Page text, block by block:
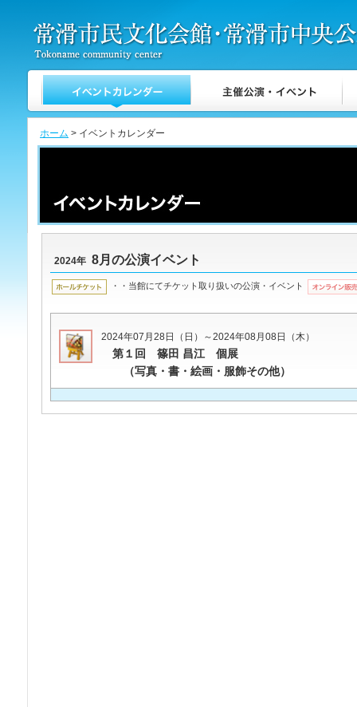
ホーム > イベントカレンダー
2024年 8月の公演イベント
・・当館にてチケット取り扱いの公演・イベント
2024年07月28日（日）～2024年08月08日（木）
第１回 篠田 昌江 個展
（写真・書・絵画・服飾その他）